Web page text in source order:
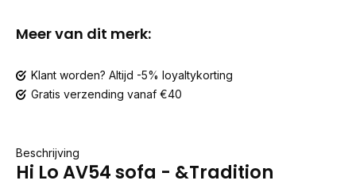
Meer van dit merk:
Klant worden? Altijd -5% loyaltykorting
Gratis verzending vanaf €40
Beschrijving
Hi Lo AV54 sofa - &Tradition